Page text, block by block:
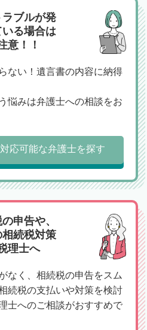
ブルが発
る場合は
意！！
ない！遺言書の内容に納得
悩みは弁護士への相談をお
応可能な弁護士を探す
申告や、
続税対策
理士へ
なく、相続税の申告をスム
続税の支払いや対策を検討
士へのご相談がおすすめで